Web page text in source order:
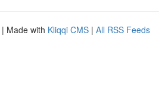
| Made with Kliqqi CMS | All RSS Feeds